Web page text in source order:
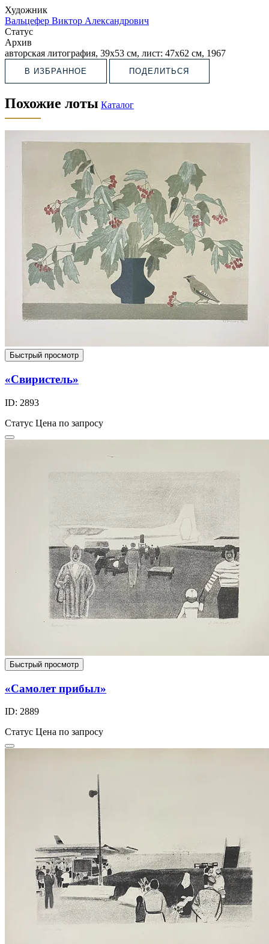
Художник
Вальцефер Виктор Александрович
Статус
Архив
авторская литография, 39х53 см, лист: 47х62 см, 1967
В ИЗБРАННОЕ ПОДЕЛИТЬСЯ
Похожие лоты Каталог
Быстрый просмотр
«Свиристель»
ID: 2893
Статус Цена по запросу
Быстрый просмотр
«Самолет прибыл»
ID: 2889
Статус Цена по запросу